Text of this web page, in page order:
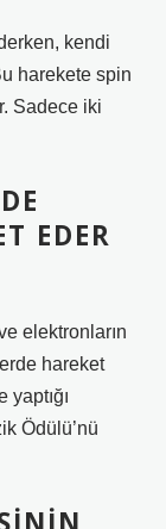
kendi
harekete spin
Sadece iki
EDER
elektronların
hareket
yaptığı
Ödülü’nü